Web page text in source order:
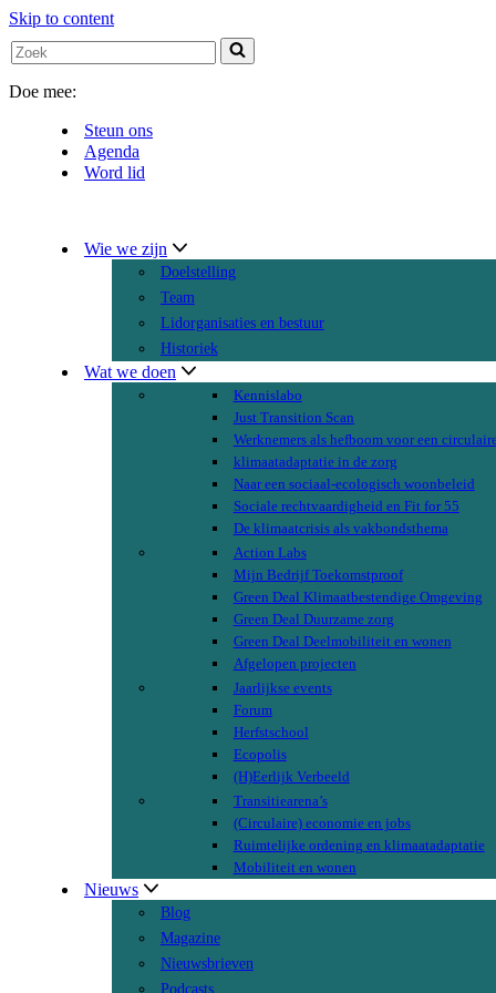
Skip to content
Search
for...
Doe mee:
Steun ons
Agenda
Word lid
Wie we zijn
Doelstelling
Team
Lidorganisaties en bestuur
Historiek
Wat we doen
Kennislabo
Just Transition Scan
Werknemers als hefboom voor een
klimaatadaptatie in de zorg
Naar een sociaal-ecologisch woonbeleid
Sociale rechtvaardigheid en Fit for 55
De klimaatcrisis als vakbondsthema
Action Labs
Mijn Bedrijf Toekomstproof
Green Deal Klimaatbestendige Omgeving
Green Deal Duurzame zorg
Green Deal Deelmobiliteit en wonen
Afgelopen projecten
Jaarlijkse events
Forum
Herfstschool
Ecopolis
(H)Eerlijk Verbeeld
Transitiearena’s
(Circulaire) economie en jobs
Ruimtelijke ordening en klimaatadaptatie
Mobiliteit en wonen
Nieuws
Blog
Magazine
Nieuwsbrieven
Podcasts